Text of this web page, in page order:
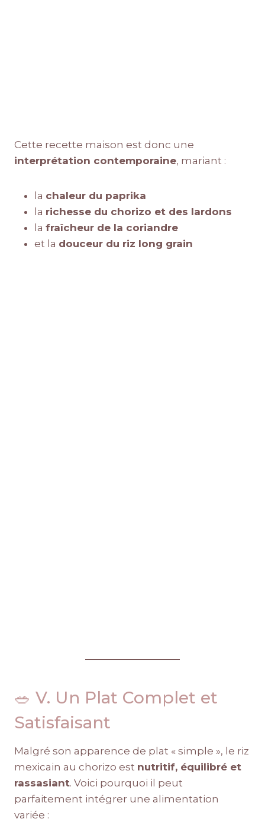
Cette recette maison est donc une
interprétation contemporaine, mariant :
la chaleur du paprika
la richesse du chorizo et des lardons
la fraîcheur de la coriandre
et la douceur du riz long grain
🥗 V. Un Plat Complet et
Satisfaisant
Malgré son apparence de plat « simple », le riz
mexicain au chorizo est nutritif, équilibré et
rassasiant. Voici pourquoi il peut
parfaitement intégrer une alimentation
variée :